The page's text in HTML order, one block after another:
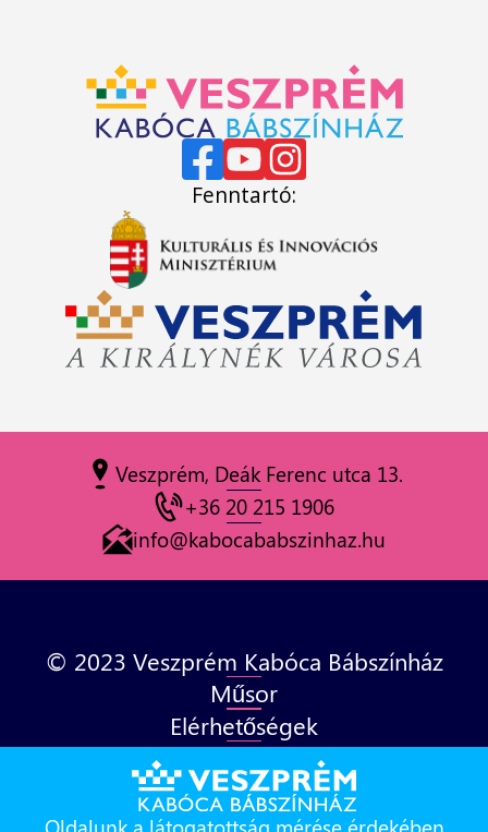
Fenntartó:
Veszprém, Deák Ferenc utca 13.
+36 20 215 1906
info@kabocababszinhaz.hu
© 2023 Veszprém Kabóca Bábszínház
Műsor
Elérhetőségek
Adatvédelem
Hírlevél feliratkozás
Közérdekű adatok